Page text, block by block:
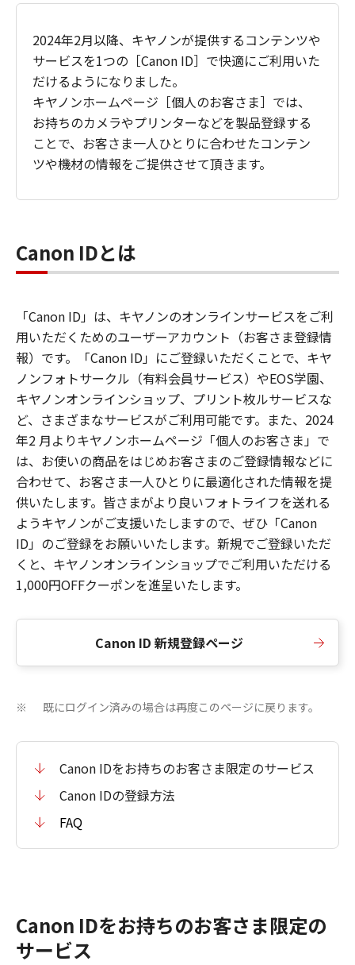
2024年2月以降、キヤノンが提供するコンテンツや
サービスを1つの［Canon ID］で快適にご利用いた
だけるようになりました。
キヤノンホームページ［個人のお客さま］では、
お持ちのカメラやプリンターなどを製品登録する
ことで、お客さま一人ひとりに合わせたコンテン
ツや機材の情報をご提供させて頂きます。
Canon IDとは
「Canon ID」は、キヤノンのオンラインサービスをご利
用いただくためのユーザーアカウント（お客さま登録情
報）です。「Canon ID」にご登録いただくことで、キヤ
ノンフォトサークル（有料会員サービス）やEOS学園、
キヤノンオンラインショップ、プリント枚ルサービスな
ど、さまざまなサービスがご利用可能です。また、2024
年2 月よりキヤノンホームページ「個人のお客さま」で
は、お使いの商品をはじめお客さまのご登録情報などに
合わせて、お客さま一人ひとりに最適化された情報を提
供いたします。皆さまがより良いフォトライフを送れる
ようキヤノンがご支援いたしますので、ぜひ「Canon
ID」のご登録をお願いいたします。新規でご登録いただ
くと、キヤノンオンラインショップでご利用いただける
1,000円OFFクーポンを進呈いたします。
Canon ID 新規登録ページ
※ 既にログイン済みの場合は再度このページに戻ります。
Canon IDをお持ちのお客さま限定のサービス
Canon IDの登録方法
FAQ
Canon IDをお持ちのお客さま限定の
サービス